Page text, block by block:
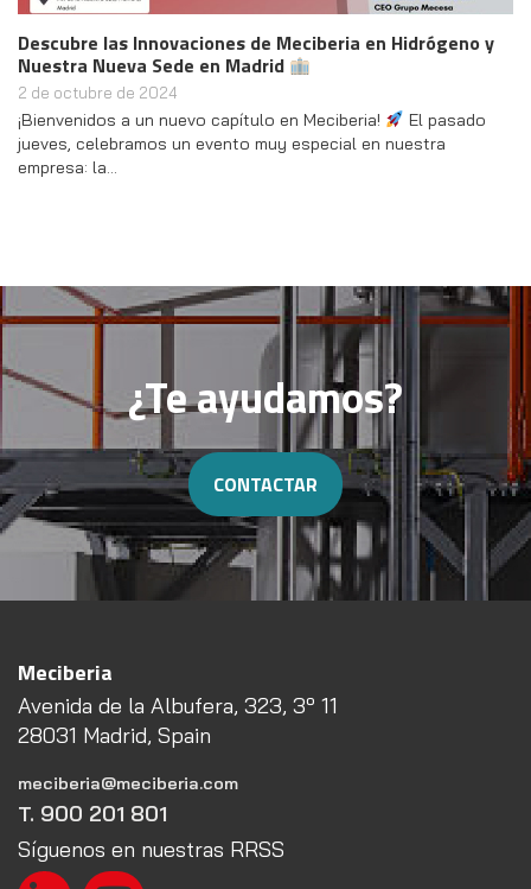
Descubre las Innovaciones de Meciberia en Hidrógeno y
Nuestra Nueva Sede en Madrid
2 de octubre de 2024
¡Bienvenidos a un nuevo capítulo en Meciberia!
El pasado
jueves, celebramos un evento muy especial en nuestra
empresa: la…
¿Te ayudamos?
CONTACTAR
Meciberia
Avenida de la Albufera, 323, 3º 11
28031 Madrid, Spain
meciberia@meciberia.com
T. 900 201 801
Síguenos en nuestras RRSS